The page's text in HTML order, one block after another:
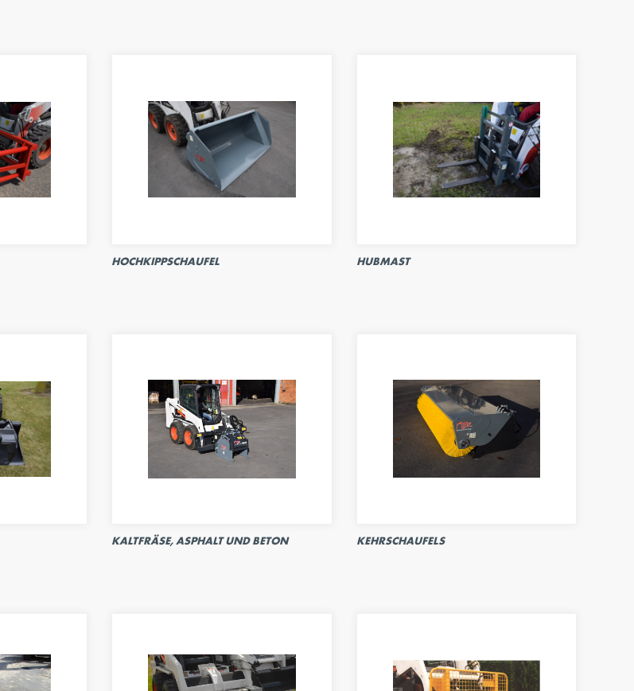
HOCHKIPPSCHAUFEL HUBMAST
KALTFRÄSE, ASPHALT UND BETON KEHRSCHAUFELS